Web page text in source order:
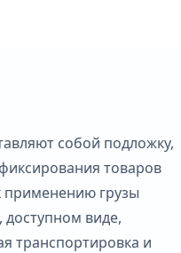
собой подложку,
товаров
применению грузы
виде,
транспортировка и